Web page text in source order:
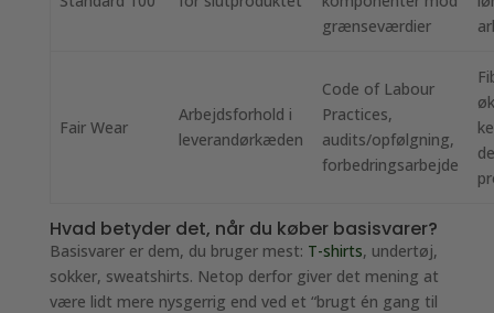
grænseværdier
Fair Wear
Arbejdsforhold i
leverandørkæden
Code of Labour
Practices,
audits/opfølgning,
forbedringsarbejde
Hvad betyder det, når du køber basisvarer?
Basisvarer er dem, du bruger mest: T-shirts, undertøj,
sokker, sweatshirts. Netop derfor giver det mening at
være lidt mere nysgerrig end ved et “brugt én gang til